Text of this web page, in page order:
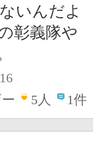
いんだよ
彰義隊や
5人 1件